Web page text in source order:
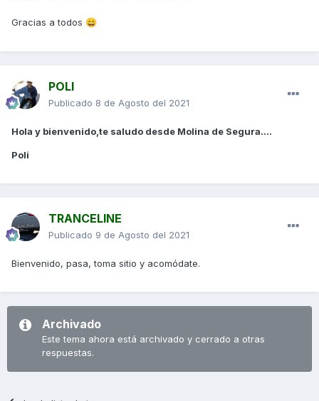
Gracias a todos 😄
POLI
Publicado 8 de Agosto del 2021
Hola y bienvenido,te saludo desde Molina de Segura....
Poli
TRANCELINE
Publicado 9 de Agosto del 2021
Bienvenido, pasa, toma sitio y acomódate.
Archivado
Este tema ahora está archivado y cerrado a otras
respuestas.